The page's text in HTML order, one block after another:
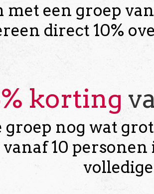
met een groep
direct 10%
korting
groep nog wat
10